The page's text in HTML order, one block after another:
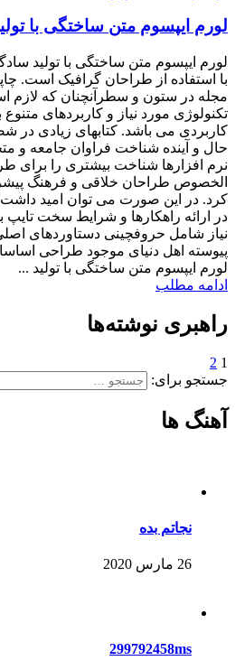
لورم ایپسوم متن ساختگی با
لورم ایپسوم متن ساختگی با تولید
با استفاده از طراحان گرافیک است.
مجله در ستون و سطرآنچنان که لازم
تکنولوژی مورد نیاز و کاربردهای متنوع
کاربردی می باشد. کتابهای زیادی
حال و آینده شناخت فراوان جامعه و
نرم افزارها شناخت بیشتری را برای
الخصوص طراحان خلاقی و فرهنگ
کرد. در این صورت می توان امید
در ارائه راهکارها و شرایط سخت تایپ
نیاز شامل حروفچینی دستاوردهای
پیوسته اهل دنیای موجود طراحی اساسا
لورم ایپسوم متن ساختگی با تولید ...
ادامه مطلب
راهبری نوشته‌ها
1
2
جستجو برای:
آهنگ ها
نجاتم بده
26 مارس 2020
299792458ms